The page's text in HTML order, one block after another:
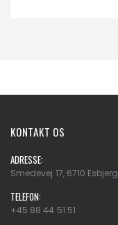
KONTAKT OS
ADRESSE:
Smedevej 17, 6710 Esbjerg
TELEFON:
+45 88 44 51 51